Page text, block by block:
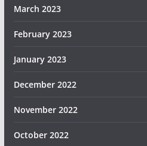
March 2023
February 2023
January 2023
December 2022
November 2022
October 2022